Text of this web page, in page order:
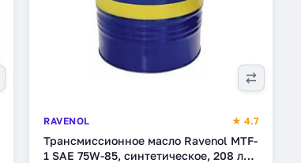
RAVENOL ★ 4.7
Трансмиссионное масло Ravenol MTF-
1 SAE 75W-85, синтетическое, 208 л